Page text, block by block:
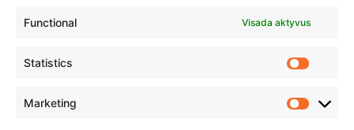
Functional Visada aktyvus
Statistics
Marketing